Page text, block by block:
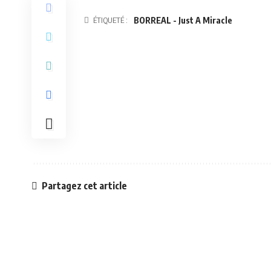
ÉTIQUETÉ : BORREAL - Just A Miracle
Partagez cet article